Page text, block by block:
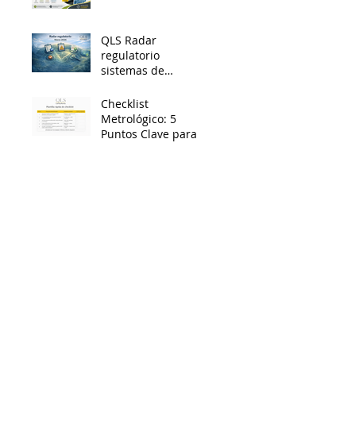
QLS Radar
regulatorio
sistemas de
2026
Checklist
Metrológico: 5
Puntos Clave para